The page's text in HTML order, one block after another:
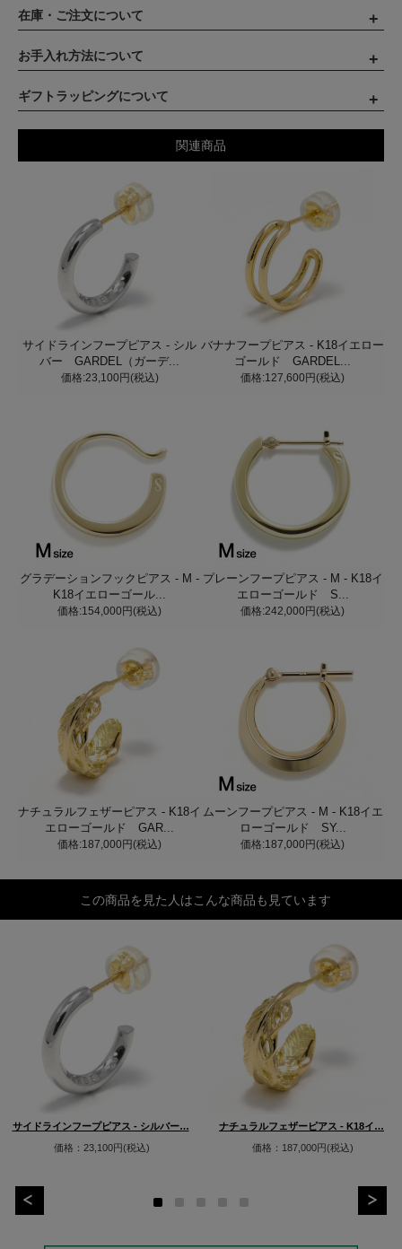
在庫・ご注文について
お手入れ方法について
ギフトラッピングについて
関連商品
サイドラインフープピアス - シル
バー GARDEL（ガーデ...
価格:23,100円(税込)
バナナフープピアス - K18イエロー
ゴールド GARDEL...
価格:127,600円(税込)
グラデーションフックピアス - M -
K18イエローゴール...
価格:154,000円(税込)
プレーンフープピアス - M - K18イ
エローゴールド S...
価格:242,000円(税込)
ナチュラルフェザーピアス - K18イ
エローゴールド GAR...
価格:187,000円(税込)
ムーンフープピアス - M - K18イエ
ローゴールド SY...
価格:187,000円(税込)
この商品を見た人はこんな商品も見ています
サイドラインフープピアス - シルバー…
価格：23,100円(税込)
ナチュラルフェザーピアス - K18イ…
価格：187,000円(税込)